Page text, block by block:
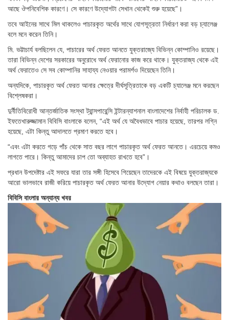
আছে ঔপনিবেশিক কারণে। সে কারণে উদ্যোগটা সেখান থেকেই শুরু হয়েছে”।
তবে আইনের সাথে মিল থাকলেও পাচারকৃত অর্থের সাথে যোগসূত্রতা নির্ধারণ করা বড় চ্যালেঞ্জ
বলে মনে করেন তিনি।
মি. ভট্টাচার্য বলছিলেন যে, পাচারের অর্থ ফেরত আনতে যুক্তরাজ্যে বিভিন্ন কোম্পানিও রয়েছে।
তারা বিভিন্ন দেশের সরকারের অনুরোধে অর্থ ফেরানোর কাজ করে থাকে। যুক্তরাজ্য থেকে এই
অর্থ ফেরাতেও সে সব কোম্পানির সাহায্য নেওয়ার পরামর্শও দিয়েছেন তিনি।
অন্যদিকে, পাচারকৃত অর্থ ফেরত আনার ক্ষেত্রে দীর্ঘসূত্রিতাকে বড় একটি চ্যালেঞ্জ মনে করছেন
বিশ্লেষকরা।
দুর্নীতিবিরোধী আন্তর্জাতিক সংস্থা ট্রান্সপারেন্সি ইন্টারন্যাশনাল বাংলাদেশের নির্বাহী পরিচালক ড.
ইফতেখারুজ্জামান বিবিসি বাংলাকে বলেন, “এই অর্থ যে অবৈধভাবে পাচার হয়েছে, তারপর লগ্নি
হয়েছে, এটা কিন্তু আদালতে প্রমাণ করতে হবে।
“এবং এটা করতে গড়ে পাঁচ থেকে সাত বছর লাগে পাচারকৃত অর্থ ফেরত আনতে। এরচেয়ে কমও
লাগতে পারে। কিন্তু আমাদের চাপ তো অব্যাহত রাখতে হবে”।
প্রধান উপদেষ্টার এই সফরে যারা তার সঙ্গী হিসেবে গিয়েছেন তাদেরকে এই বিষয়ে যুক্তরাজ্যকে
আরো ভালভাবে রাজী করিয়ে পাচারকৃত অর্থ ফেরত আনার উদ্যোগ নেয়ার কথাও বলছেন তারা।
বিবিসি বাংলার অন্যান্য খবর